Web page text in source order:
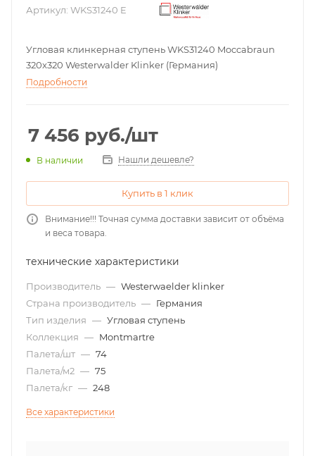
Артикул: WKS31240 E
Угловая клинкерная ступень WKS31240 Moccabraun
320x320 Westerwalder Klinker (Германия)
Подробности
7 456 руб./шт
В наличии Нашли дешевле?
Купить в 1 клик
Внимание!!! Точная сумма доставки зависит от объёма
и веса товара.
технические характеристики
Производитель — Westerwaelder klinker
Страна производитель — Германия
Тип изделия — Угловая ступень
Коллекция — Montmartre
Палета/шт — 74
Палета/м2 — 75
Палета/кг — 248
Все характеристики